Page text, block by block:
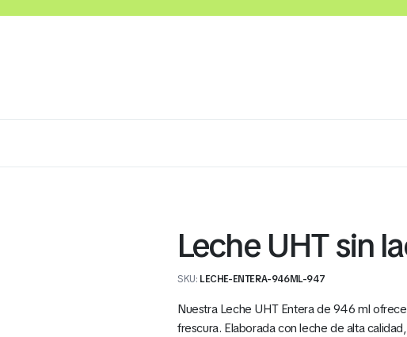
Leche UHT sin
SKU: LECHE-ENTERA-946ML-947
Nuestra Leche UHT Entera de 946 ml
frescura. Elaborada con leche de alta